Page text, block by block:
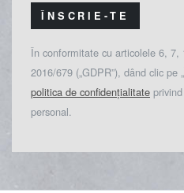
ÎNSCRIE-TE
În conformitate cu articolele 6,
2016/679 („GDPR”), dând clic pe
politica de confidențialitate
personal.